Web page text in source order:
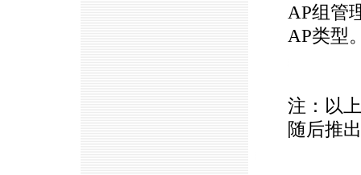
AP组管
AP类型
注：以
随后推